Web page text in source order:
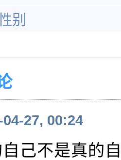
别
04-27, 00:24
己不是真的